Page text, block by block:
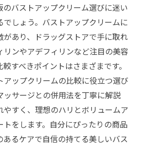
のバストアップクリーム選びに迷い
でしょう。バストアップクリームに
があり、ドラッグストアで手に取れ
リンやアデフィリンなど注目の美容
すべきポイントはさまざまです。
アップクリームの比較に役立つ選び
ッサージとの併用法を丁寧に解説
やすく、理想のハリとボリュームア
トをします。自分にぴったりの商品
あるケアで自信の持てる美しいバス